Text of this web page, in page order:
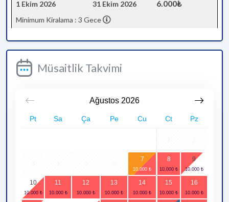
1 Ekim 2026 31 Ekim 2026 6.000₺
Minimum Kiralama : 3 Gece
Müsaitlik Takvimi
Ağustos 2026
Pt Sa Ça Pe Cu Ct Pz
7 8 9
10 11 12 13 14 15 16